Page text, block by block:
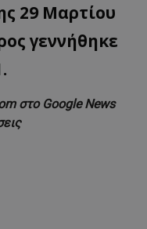
29 Μαρτίου
γεννήθηκε
στο Google News